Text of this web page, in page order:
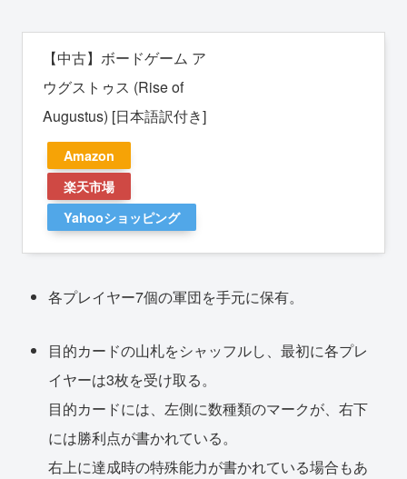
【中古】ボードゲーム ア
ウグストゥス (Rise of
Augustus) [日本語訳付き]
Amazon
楽天市場
Yahooショッピング
各プレイヤー7個の軍団を手元に保有。
目的カードの山札をシャッフルし、最初に各プレ
イヤーは3枚を受け取る。
目的カードには、左側に数種類のマークが、右下
には勝利点が書かれている。
右上に達成時の特殊能力が書かれている場合もあ